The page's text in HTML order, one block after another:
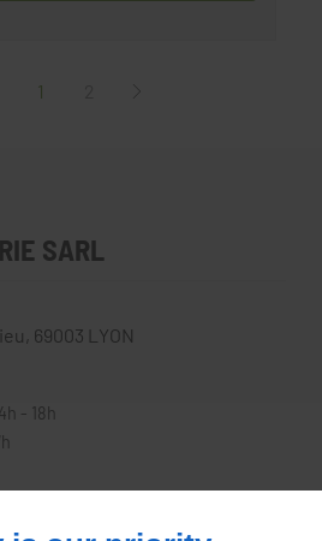
1
SARL
69003
LYON
08h - 12h / 14h - 18h